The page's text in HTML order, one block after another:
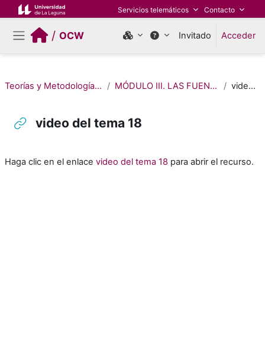
Salta al contenido principal Servicios telemáticos Contacto
Panel lateral
/OCW Invitado Acceder
Teorías y Metodologías del Estudio de las Religiones MÓDULO III. LAS FUENTES: LENGUAJES DE LA RELIGIÓN video del tema 18
video del tema 18
Haga clic en el enlace video del tema 18 para abrir el recurso.